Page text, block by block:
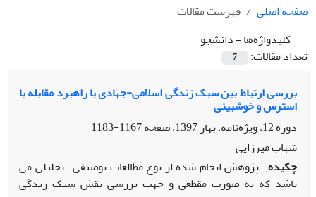
صفحه اصلی
فهرست مقالات
کلیدواژه‌ها =دانشجو
تعداد مقالات:
7
بررسی ارتباط بین سبک زندگی اسلامی-جهادی با راهبرد مقابله با
استرس و خوشبینی
دوره 12، ویژه‌نامه، بهار 1397، صفحه
1167-1183
شهاب میرزایی
چکیده پژوهش انجام شده از نوع مطالعات توصیفی- تحلیلی می
باشد که به صورت مقطعی و جهت بررسی نقش سبک زندگی